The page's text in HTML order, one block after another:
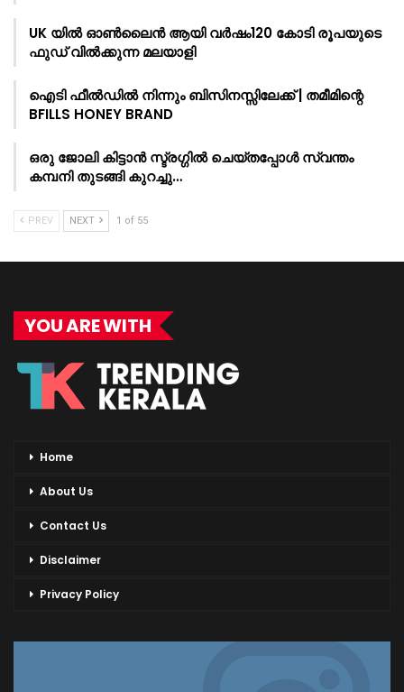
UK യിൽ ഓൺലൈൻ ആയി വർഷം120 കോടി രൂപയുടെ
ഫുഡ് വിൽക്കുന്ന മലയാളി
ഐടി ഫീൽഡിൽ നിന്നും ബിസിനസ്സിലേക്ക് | തമീമിന്റെ
BFILLS HONEY BRAND
ഒരു ജോലി കിട്ടാൻ സ്ട്രഗ്ഗിൽ ചെയ്തപ്പോൾ സ്വന്തം
കമ്പനി തുടങ്ങി കുറച്ചു…
PREV NEXT 1 of 55
YOU ARE WITH
Home
About Us
Contact Us
Disclaimer
Privacy Policy